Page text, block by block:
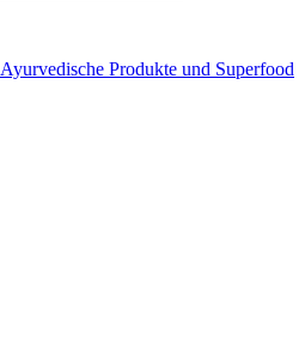
Ayurvedische Produkte und Superfood